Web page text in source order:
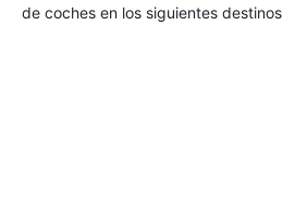
de coches en los siguientes destinos